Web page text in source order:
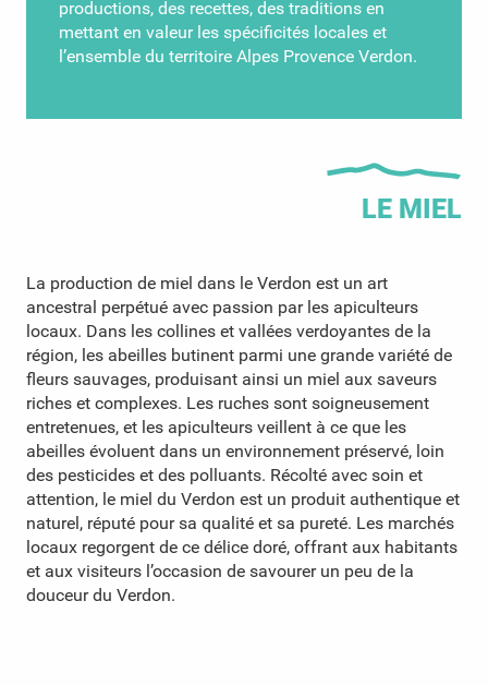
productions, des recettes, des traditions en
mettant en valeur les spécificités locales et
l’ensemble du territoire Alpes Provence Verdon.
LE MIEL
à Esparron de Pallières
La production de miel dans le Verdon est un art
ancestral perpétué avec passion par les apiculteurs
locaux. Dans les collines et vallées verdoyantes de la
région, les abeilles butinent parmi une grande variété de
fleurs sauvages, produisant ainsi un miel aux saveurs
riches et complexes. Les ruches sont soigneusement
entretenues, et les apiculteurs veillent à ce que les
abeilles évoluent dans un environnement préservé, loin
des pesticides et des polluants. Récolté avec soin et
attention, le miel du Verdon est un produit authentique et
naturel, réputé pour sa qualité et sa pureté. Les marchés
locaux regorgent de ce délice doré, offrant aux habitants
et aux visiteurs l’occasion de savourer un peu de la
douceur du Verdon.